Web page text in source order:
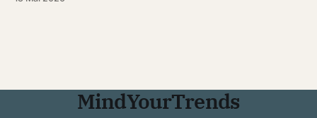
Aufwärtssignale leicht tragen. Genau in dieser Lage steht
MindYourTrends